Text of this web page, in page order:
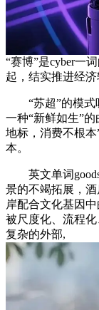
“赛博”是cyber一
起，结实推进经济
“苏超”的模式
一种“新鲜如生”
地标，消费不根本
本。
英文单词goods
景的不竭拓展，
岸配合文化基因
被尺度化、流程
复杂的外部,